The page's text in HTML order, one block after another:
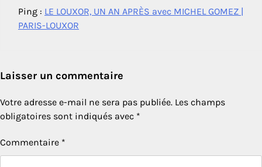
Ping : LE LOUXOR, UN AN APRÈS avec MICHEL GOMEZ |
PARIS-LOUXOR
Laisser un commentaire
Votre adresse e-mail ne sera pas publiée. Les champs
obligatoires sont indiqués avec *
Commentaire *